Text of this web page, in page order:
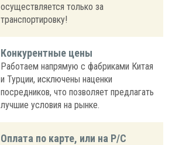
осуществляется только за
транспортировку!
Конкурентные цены
Работаем напрямую с фабриками Китая
и Турции, исключены наценки
посредников, что позволяет предлагать
лучшие условия на рынке.
Оплата по карте, или на Р/С